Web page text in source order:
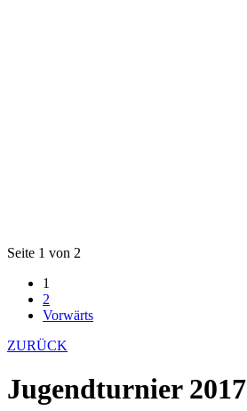
Seite 1 von 2
1
2
Vorwärts
ZURÜCK
Jugendturnier 2017